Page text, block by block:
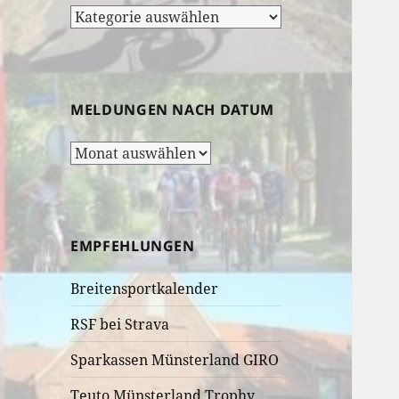
Rubrik-
Auswahl:
MELDUNGEN NACH DATUM
Meldungen
nach
Datum
EMPFEHLUNGEN
Breitensportkalender
RSF bei Strava
Sparkassen Münsterland GIRO